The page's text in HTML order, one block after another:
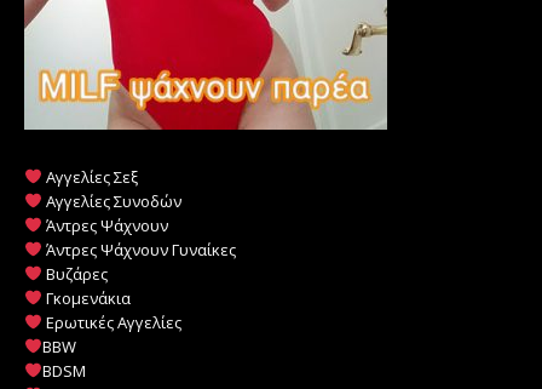
Αγγελίες Σεξ
Αγγελίες Συνοδών
Άντρες Ψάχνουν
Άντρες Ψάχνουν Γυναίκες
Βυζάρες
Γκομενάκια
Ερωτικές Αγγελίες
BBW
BDSM